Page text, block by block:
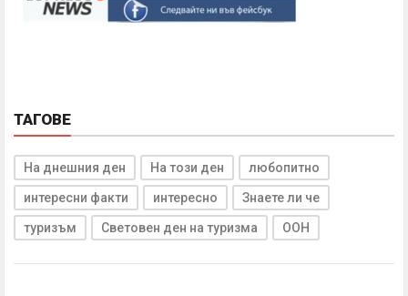
ТАГОВЕ
На днешния ден На този ден любопитно
интересни факти интересно Знаете ли че
туризъм Световен ден на туризма ООН